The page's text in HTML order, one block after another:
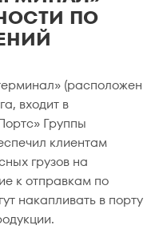
ПО
(расположен
входит в
Группы
клиентам
грузов на
к отправкам по
накапливать в порту